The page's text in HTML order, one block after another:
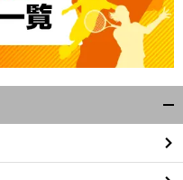
閉